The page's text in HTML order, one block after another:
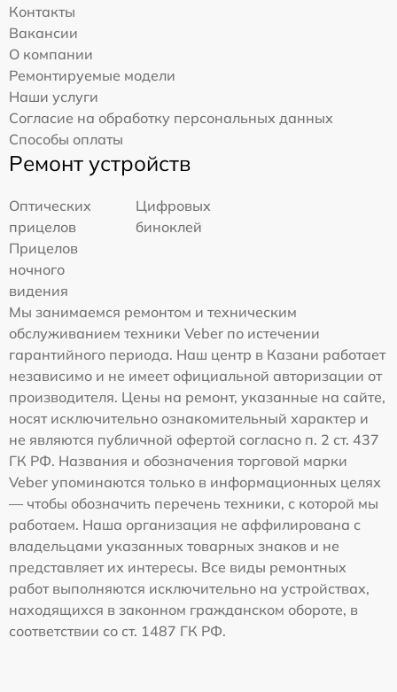
Контакты
Вакансии
О компании
Ремонтируемые модели
Наши услуги
Согласие на обработку персональных данных
Способы оплаты
Ремонт устройств
Оптических
прицелов
Цифровых
биноклей
Прицелов
ночного
видения
Мы занимаемся ремонтом и техническим
обслуживанием техники Veber по истечении
гарантийного периода. Наш центр в Казани работает
независимо и не имеет официальной авторизации от
производителя. Цены на ремонт, указанные на сайте,
носят исключительно ознакомительный характер и
не являются публичной офертой согласно п. 2 ст. 437
ГК РФ. Названия и обозначения торговой марки
Veber упоминаются только в информационных целях
— чтобы обозначить перечень техники, с которой мы
работаем. Наша организация не аффилирована с
владельцами указанных товарных знаков и не
представляет их интересы. Все виды ремонтных
работ выполняются исключительно на устройствах,
находящихся в законном гражданском обороте, в
соответствии со ст. 1487 ГК РФ.